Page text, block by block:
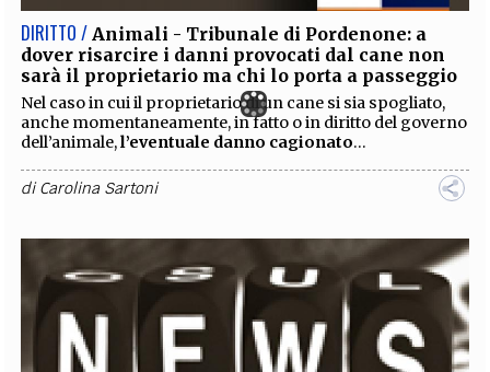
DIRITTO / Animali - Tribunale di Pordenone: a
dover risarcire i danni provocati dal cane non
sarà il proprietario ma chi lo porta a passeggio
Nel caso in cui il proprietario di un cane si sia spogliato,
anche momentaneamente, in fatto o in diritto del governo
dell’animale,l’eventuale danno cagionato...
diCarolina Sartoni